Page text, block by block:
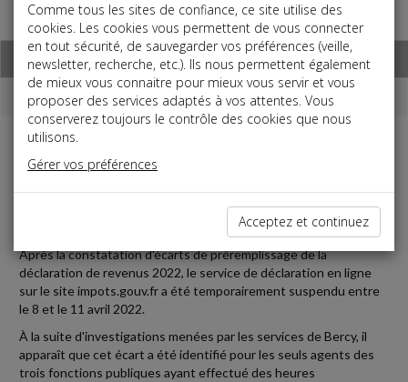
Base documentaire
Dépêches
Fiscal TPE
DÉCLARATION DES REVENUS 2022
Après la constatation d'écarts de préremplissage de la
déclaration de revenus 2022, le service de déclaration en ligne
sur le site impots.gouv.fr a été temporairement suspendu entre
le 8 et le 11 avril 2022.
À la suite d'investigations menées par les services de Bercy, il
apparaît que cet écart a été identifié pour les seuls agents des
trois fonctions publiques ayant effectué des heures
Comme tous les sites de confiance, ce site utilise des
cookies. Les cookies vous permettent de vous connecter
en tout sécurité, de sauvegarder vos préférences (veille,
newsletter, recherche, etc.). Ils nous permettent également
de mieux vous connaitre pour mieux vous servir et vous
proposer des services adaptés à vos attentes. Vous
conserverez toujours le contrôle des cookies que nous
utilisons.
Gérer vos préférences
Acceptez et continuez